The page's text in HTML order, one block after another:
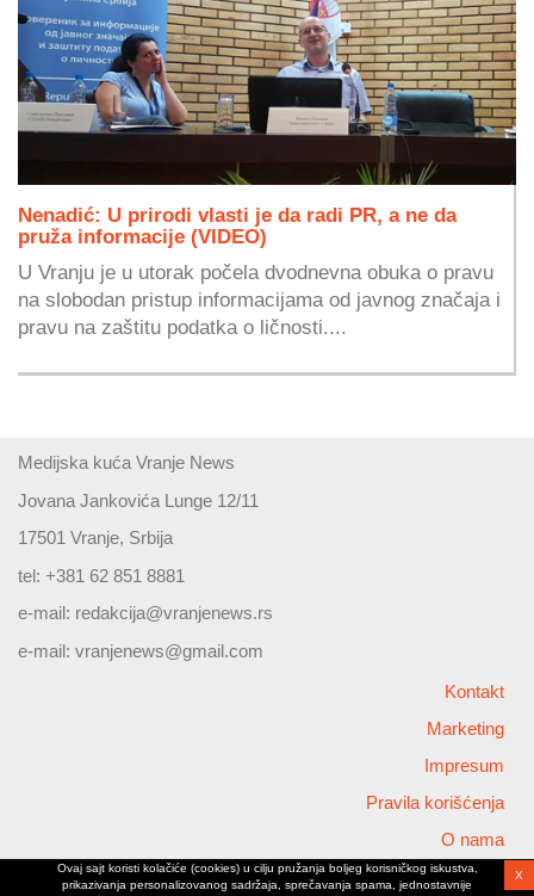
Nenadić: U prirodi vlasti je da radi PR, a ne da
pruža informacije (VIDEO)
U Vranju je u utorak počela dvodnevna obuka o pravu
na slobodan pristup informacijama od javnog značaja i
pravu na zaštitu podatka o ličnosti....
Medijska kuća Vranje News
Jovana Jankovića Lunge 12/11
17501 Vranje, Srbija
tel: +381 62 851 8881
e-mail: redakcija@vranjenews.rs
e-mail: vranjenews@gmail.com
Kontakt
Marketing
Impresum
Pravila korišćenja
O nama
Copyright © 2026 Vranjenews
Ovaj sajt koristi kolačiće (cookies) u cilju pružanja boljeg korisničkog iskustva,
prikazivanja personalizovanog sadržaja, sprečavanja spama, jednostavnije
X